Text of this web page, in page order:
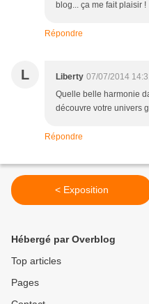
blog... ça me fait plaisir !
Répondre
L Liberty 07/07/2014
Quelle belle harmonie
découvre votre univers
Répondre
< Exposition
Hébergé par Overblog
Top articles
Pages